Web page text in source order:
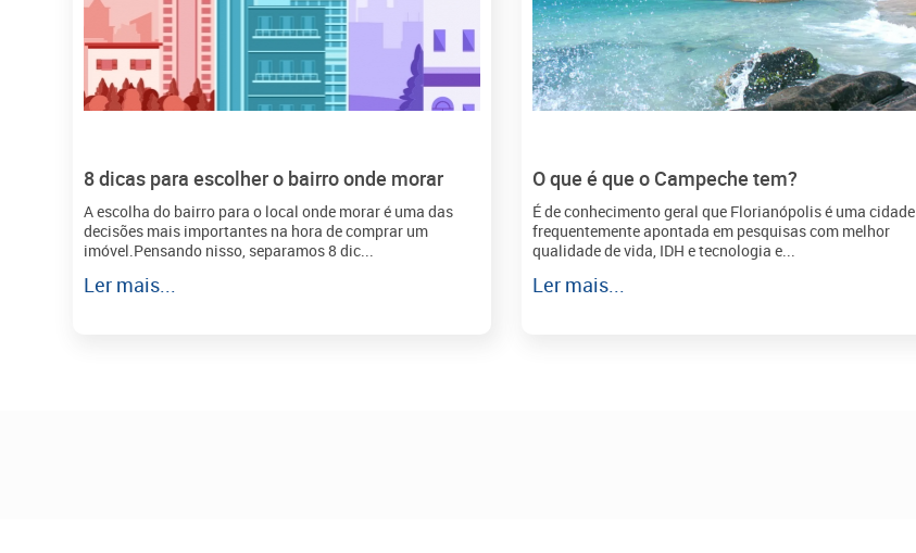
8 dicas para escolher o bairro onde morar
A escolha do bairro para o local onde morar é uma das
decisões mais importantes na hora de comprar um
imóvel.Pensando nisso, separamos 8 dic...
Ler mais...
O que é que o Campeche tem?
É de conhecimento geral que Florianópolis é uma cidade
frequentemente apontada em pesquisas com melhor
qualidade de vida, IDH e tecnologia e...
Ler mais...